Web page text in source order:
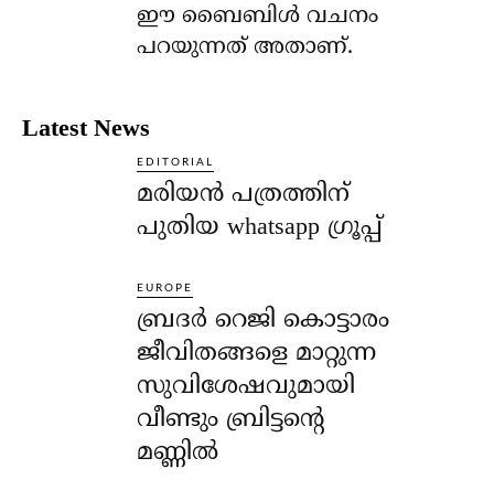
ഈ ബൈബിള്‍ വചനം
പറയുന്നത് അതാണ്.
Latest News
EDITORIAL
മരിയൻ പത്രത്തിന്
പുതിയ whatsapp ഗ്രൂപ്പ്
EUROPE
ബ്രദർ റെജി കൊട്ടാരം
ജീവിതങ്ങളെ മാറ്റുന്ന
സുവിശേഷവുമായി
വീണ്ടും ബ്രിട്ടന്റെ
മണ്ണിൽ